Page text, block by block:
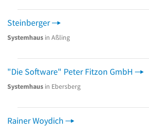
Steinberger
Systemhaus in Aßling
"Die Software" Peter Fitzon GmbH
Systemhaus in Ebersberg
Rainer Woydich